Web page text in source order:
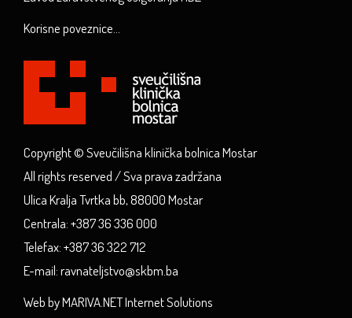
Korisne poveznice...
Copyright © Sveučilišna klinička bolnica Mostar
All rights reserved / Sva prava zadržana
Ulica Kralja Tvrtka bb, 88000 Mostar
Centrala: +387 36 336 000
Telefax: +387 36 322 712
E-mail: ravnateljstvo@skbm.ba
Web by MARIVA.NET Internet Solutions